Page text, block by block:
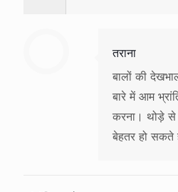
तराना
बालों की
बारे में आम
करना। थोड़े
बेहतर हो सकते